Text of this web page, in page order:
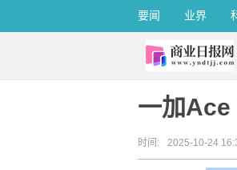
要闻 业界
一加Ace
时间: 2025-10-24